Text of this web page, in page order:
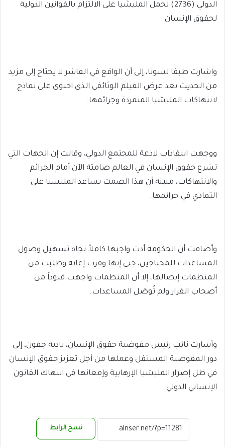
الدولي (2736) لحمل المليشيا على الالتزام بالقوانين الدولية
لحقوق الإنسان
واشارت طبقا لسونا، إلى أن الواقع في الفاشر لا يحتاج إلى مزيد
من الحديث بعد عرض الفيلم الوثائقي الذي احتوى على نماذج
لانتهاكات المليشيا المتمردة وجرائمها.
ووجهت انتقادات لاذعة للمجتمع الدولي، وقالت إن الجهات التي
تشرع حقوق الإنسان في العالم صامتة الآن أمام الجرائم
والانتهاكات، مبينة أن هذا الصمت يساعد المليشيا على
التمادي في جرائمها.
وأضافت أن الحكومة أدت واجبها كاملاً تجاه تسهيل وصول
المساعدات للمحتاجين، حتى إنها وفرت إغاثة وطلبت من
المنظمات إيصالها، إلا أن المنظمات واجهت قيوداً من
أصحاب القرار ولم تُوصَل المساعدات.
وأشارت نائب رئيس مفوضية حقوق الإنسان، نادية جفون، إلى
دور المفوضية المستقل وعملها من أجل تعزيز حقوق الإنسان
في ظل إصرار المليشيا الإرهابية وإمعانها في انتهاك القانون
الإنساني الدولي.
نسخ الرابط